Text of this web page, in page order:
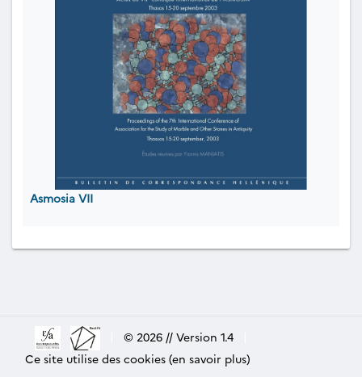
Asmosia VII
© 2026 // Version 1.4
Ce site utilise des cookies (en savoir plus)